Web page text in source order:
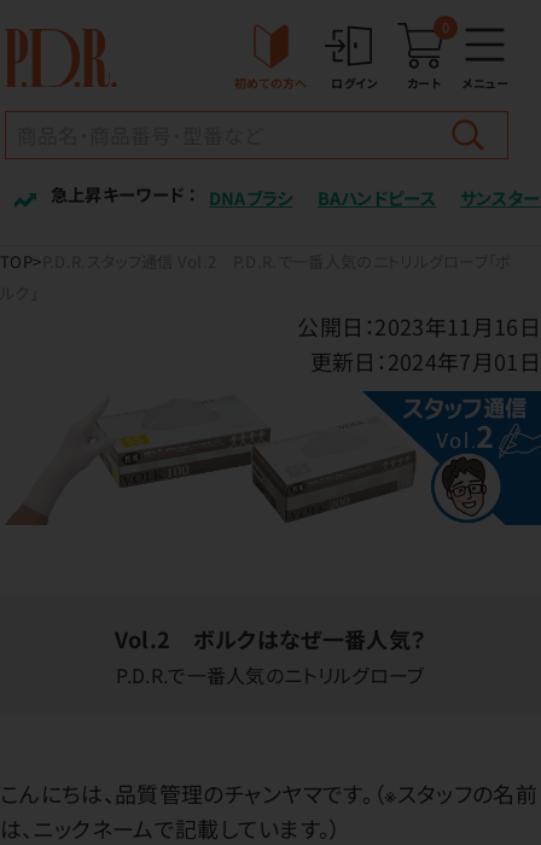
初めての方へ ログイン カート
0
メニュー
急上昇キーワード ： DNAブラシ BAハンドピース サンスター
TOP
公開日：2023年11月16日
更新日：2024年7月01日
Vol.2 ボルクはなぜ一番人気？
P.D.R.で一番人気のニトリルグローブ
こんにちは、品質管理のチャンヤマです。（※スタッフの名前
は、ニックネームで記載しています。）